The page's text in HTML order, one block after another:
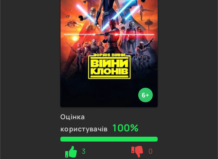
6+
Оцінка
користувачів 100%
3 0